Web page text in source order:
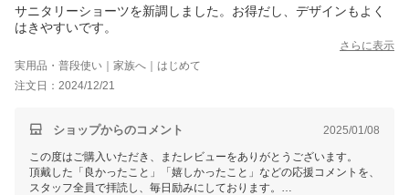
サニタリーショーツを新調しました。お得だし、デザインもよく
はきやすいです。
さらに表示
実用品・普段使い｜家族へ｜はじめて
注文日：2024/12/21
ショップからのコメント 2025/01/08
この度はご購入いただき、またレビューをありがとうございます。
頂戴した「良かったこと」「嬉しかったこと」などの応援コメントを、
スタッフ全員で拝読し、毎日励みにしております。